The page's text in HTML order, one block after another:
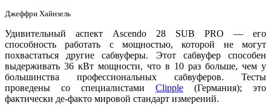
Джеффри Хайнзель
Удивительный аспект Ascendo 28 SUB PRO — его
способность работать с мощностью, которой не могут
похвастаться другие сабвуферы. Этот сабвуфер способен
выдерживать 36 кВт мощности, что в 10 раз больше, чем у
большинства профессиональных сабвуферов. Тесты
проведены со специалистами Clipple (Германия); это
фактически де-факто мировой стандарт измерений.